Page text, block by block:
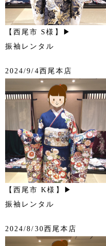
【西尾市 S様】▶
振袖レンタル
2024/9/4西尾本店
【西尾市 K様】▶
振袖レンタル
2024/8/30西尾本店